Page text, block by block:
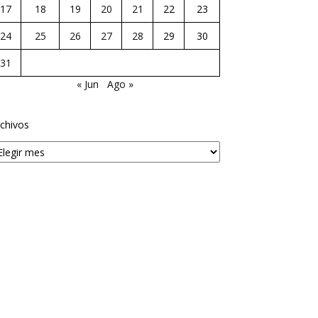
17 18 19 20 21 22
23
24
25 26 27 28 29
30
31
« Jun
Ago »